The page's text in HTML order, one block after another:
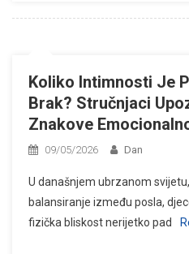
Koliko Intimnosti Je
Brak? Stručnjaci
Znakove
09/05/2026 Dan
U današnjem ubrzanom
balansiranje između posla,
fizička bliskost nerijetko pad